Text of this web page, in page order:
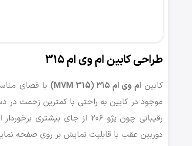
طراحی کابین ام وی ام 315
کابین ام وی ام ۳۱۵ (MVM 315)
با فضای
موجود در کابین به راحتی با کمترین زحمت در
رقیبانی چون پژو ۲۰۶ از جای بیشتری برخوردار است. در مجموع، میدان دید خودرو
دوربین عقب با قابلیت نمایش بر روی صفحه